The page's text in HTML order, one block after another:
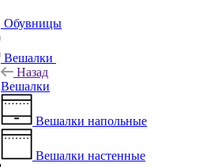
Обувницы
Вешалки
Назад
Вешалки
Вешалки напольные
Вешалки настенные